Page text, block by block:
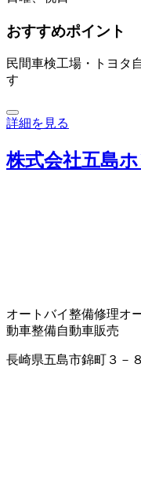
おすすめポイント
民間車検工場・トヨタ
す
詳細を見る
株式会社五島
オートバイ整備修理オ
動車整備自動車販売
長崎県五島市錦町３－８